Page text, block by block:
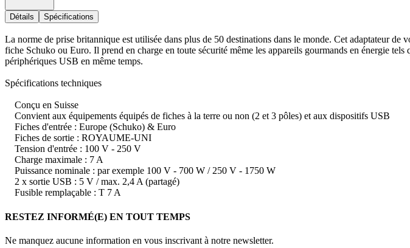
Détails Spécifications
La norme de prise britannique est utilisée dans plus de 50 destinations dans le monde. Cet adaptateur
fiche Schuko ou Euro. Il prend en charge en toute sécurité même les appareils gourmands en énergie
périphériques USB en même temps.
Spécifications techniques
Conçu en Suisse
Convient aux équipements équipés de fiches à la terre ou non (2 et 3 pôles) et aux dispositifs USB
Fiches d'entrée : Europe (Schuko) & Euro
Fiches de sortie : ROYAUME-UNI
Tension d'entrée : 100 V - 250 V
Charge maximale : 7 A
Puissance nominale : par exemple 100 V - 700 W / 250 V - 1750 W
2 x sortie USB : 5 V / max. 2,4 A (partagé)
Fusible remplaçable : T 7 A
RESTEZ INFORMÉ(E) EN TOUT TEMPS
Ne manquez aucune information en vous inscrivant à notre newsletter.